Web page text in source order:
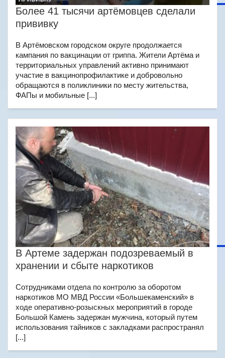
Более 41 тысячи артёмовцев сделали
прививку
В Артёмовском городском округе продолжается
кампания по вакцинации от гриппа. Жители Артёма и
территориальных управлений активно принимают
участие в вакцинопрофилактике и добровольно
обращаются в поликлиники по месту жительства,
ФАПы и мобильные [...]
В Артеме задержан подозреваемый в
хранении и сбыте наркотиков
Сотрудниками отдела по контролю за оборотом
наркотиков МО МВД России «Большекаменский» в
ходе оперативно-розыскных мероприятий в городе
Большой Камень задержан мужчина, который путем
использования тайников с закладками распространял
[...]